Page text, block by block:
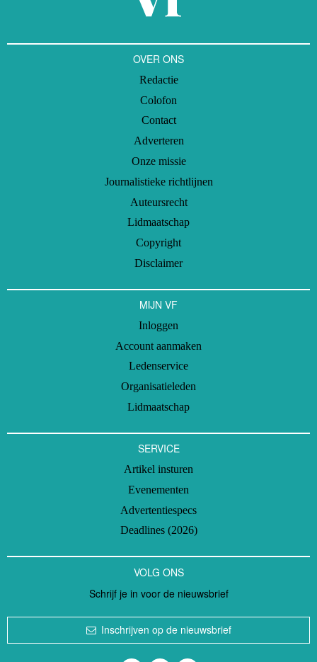
OVER ONS
Redactie
Colofon
Contact
Adverteren
Onze missie
Journalistieke richtlijnen
Auteursrecht
Lidmaatschap
Copyright
Disclaimer
MIJN VF
Inloggen
Account aanmaken
Ledenservice
Organisatieleden
Lidmaatschap
SERVICE
Artikel insturen
Evenementen
Advertentiespecs
Deadlines (2026)
VOLG ONS
Schrijf je in voor de nieuwsbrief
Inschrijven op de nieuwsbrief